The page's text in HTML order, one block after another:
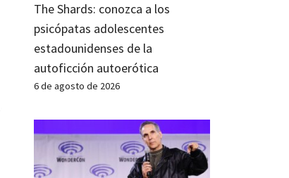
The Shards: conozca a los
psicópatas adolescentes
estadounidenses de la
autoficción autoerótica
6 de agosto de 2026